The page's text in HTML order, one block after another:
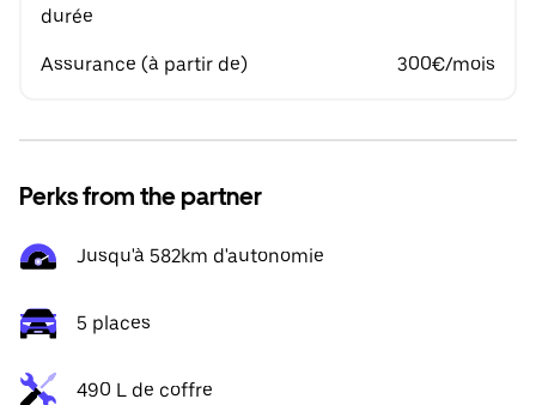
durée
Assurance (à partir de) 300€/mois
Perks from the partner
Jusqu'à 582km d'autonomie
5 places
490 L de coffre